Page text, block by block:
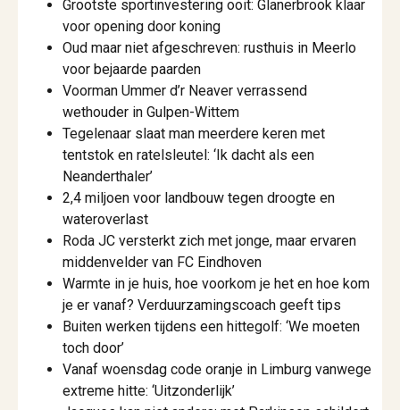
Grootste sportinvestering ooit: Glanerbrook klaar
voor opening door koning
Oud maar niet afgeschreven: rusthuis in Meerlo
voor bejaarde paarden
Voorman Ummer d’r Neaver verrassend
wethouder in Gulpen-Wittem
Tegelenaar slaat man meerdere keren met
tentstok en ratelsleutel: ‘Ik dacht als een
Neanderthaler’
2,4 miljoen voor landbouw tegen droogte en
wateroverlast
Roda JC versterkt zich met jonge, maar ervaren
middenvelder van FC Eindhoven
Warmte in je huis, hoe voorkom je het en hoe kom
je er vanaf? Verduurzamingscoach geeft tips
Buiten werken tijdens een hittegolf: ‘We moeten
toch door’
Vanaf woensdag code oranje in Limburg vanwege
extreme hitte: ‘Uitzonderlijk’